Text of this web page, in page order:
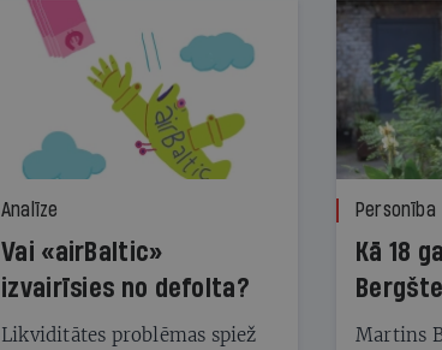
Analīze
Vai «airBaltic»
izvairīsies no defolta?
Likviditātes problēmas spiež
Personība
Kā 18
laika
Martins